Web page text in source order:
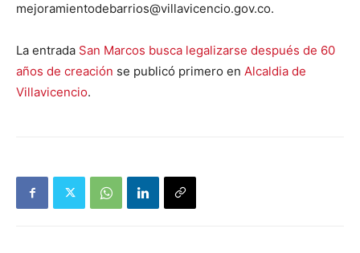
mejoramientodebarrios@villavicencio.gov.co.
La entrada San Marcos busca legalizarse después de 60
años de creación se publicó primero en Alcaldia de
Villavicencio.